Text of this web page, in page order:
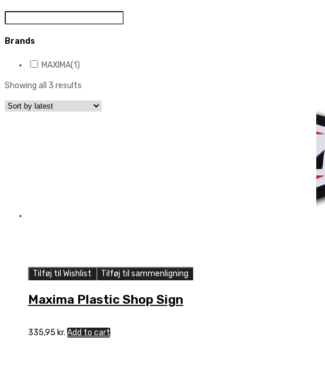
Brands
MAXIMA(1)
Showing all 3 results
Tilføj til Wishlist Tilføj til sammenligning
Maxima Plastic Shop Sign
335,95 kr. Add to cart